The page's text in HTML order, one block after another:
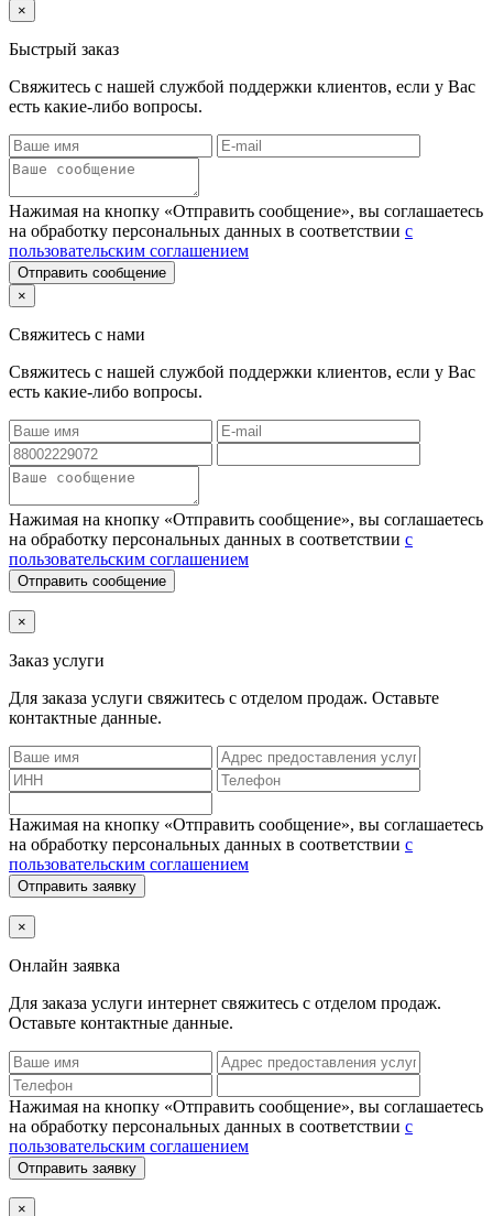
×
Быстрый заказ
Свяжитесь с нашей службой поддержки клиентов, если у Вас
есть какие-либо вопросы.
Нажимая на кнопку «Отправить сообщение», вы соглашаетесь
на обработку персональных данных в соответствии с
пользовательским соглашением
Отправить сообщение
×
Свяжитесь с нами
Свяжитесь с нашей службой поддержки клиентов, если у Вас
есть какие-либо вопросы.
Нажимая на кнопку «Отправить сообщение», вы соглашаетесь
на обработку персональных данных в соответствии с
пользовательским соглашением
Отправить сообщение
×
Заказ услуги
Для заказа услуги свяжитесь с отделом продаж. Оставьте
контактные данные.
Нажимая на кнопку «Отправить сообщение», вы соглашаетесь
на обработку персональных данных в соответствии с
пользовательским соглашением
Отправить заявку
×
Онлайн заявка
Для заказа услуги интернет свяжитесь с отделом продаж.
Оставьте контактные данные.
Нажимая на кнопку «Отправить сообщение», вы соглашаетесь
на обработку персональных данных в соответствии с
пользовательским соглашением
Отправить заявку
×